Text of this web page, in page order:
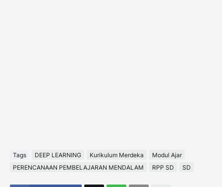
Tags DEEP LEARNING Kurikulum Merdeka
Modul Ajar
PERENCANAAN PEMBELAJARAN MENDALAM
RPP SD SD